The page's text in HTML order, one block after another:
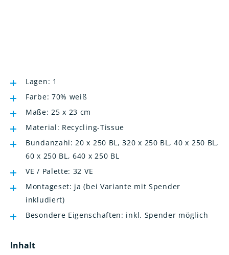
Lagen: 1
Farbe: 70% weiß
Maße: 25 x 23 cm
Material: Recycling-Tissue
Bundanzahl: 20 x 250 BL, 320 x 250 BL, 40 x 250 BL,
60 x 250 BL, 640 x 250 BL
VE / Palette: 32 VE
Montageset: ja (bei Variante mit Spender
inkludiert)
Besondere Eigenschaften: inkl. Spender möglich
Inhalt